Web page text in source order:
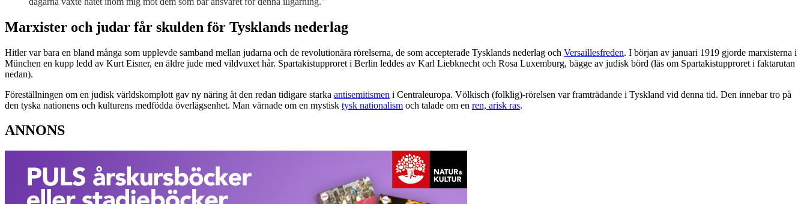
Marxister och judar får skulden för Tysklands nederlag
Hitler var bara en bland många som upplevde samband mellan judarna och de revolutionära rörelserna, de som accepterade Tysklands nederlag och Versaillesfreden. I början av januari 1919 gjorde marxisterna i
München en kupp ledd av Kurt Eisner, en äldre jude med vildvuxet hår. Spartakistupproret i Berlin leddes av Karl Liebknecht och Rosa Luxemburg, bägge av judisk börd (läs om Spartakistupproret i faktarutan
nedan).
Föreställningen om en judisk världskomplott gav ny näring åt den redan tidigare starka antisemitismen i Centraleuropa. Völkisch (folklig)-rörelsen var framträdande i Tyskland vid denna tid. Den innebar tro på
den tyska nationens och kulturens medfödda överlägsenhet. Man värnade om en mystisk tysk nationalism och talade om en ren, arisk ras.
ANNONS